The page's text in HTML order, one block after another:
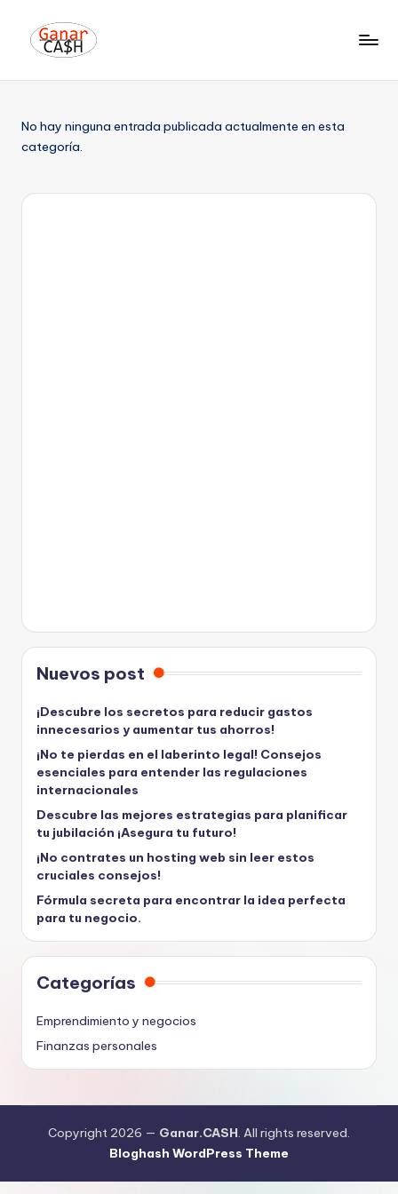
No hay ninguna entrada publicada actualmente en esta
categoría.
Nuevos post
¡Descubre los secretos para reducir gastos
innecesarios y aumentar tus ahorros!
¡No te pierdas en el laberinto legal! Consejos
esenciales para entender las regulaciones
internacionales
Descubre las mejores estrategias para planificar
tu jubilación ¡Asegura tu futuro!
¡No contrates un hosting web sin leer estos
cruciales consejos!
Fórmula secreta para encontrar la idea perfecta
para tu negocio.
Categorías
Emprendimiento y negocios
Finanzas personales
Copyright 2026 — Ganar.CASH. All rights reserved.
Bloghash WordPress Theme